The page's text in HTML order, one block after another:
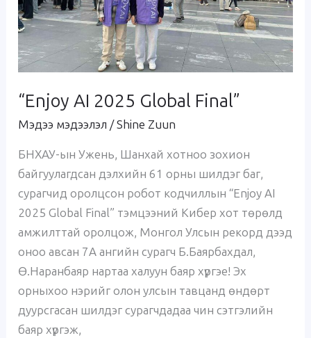
“Enjoy AI 2025 Global Final”
Мэдээ мэдээлэл /Shine Zuun
БНХАУ-ын Ужень, Шанхай хотноо зохион
байгуулагдсан дэлхийн 61 орны шилдэг баг,
сурагчид оролцсон робот кодчиллын “Enjoy AI
2025 Global Final” тэмцээний Кибер хот төрөлд
амжилттай оролцож, Монгол Улсын рекорд дээд
оноо авсан 7А ангийн сурагч Б.Баярбахдал,
Ө.Наранбаяр нартаа халуун баяр хүргэе! Эх
орныхоо нэрийг олон улсын тавцанд өндөрт
дуурсгасан шилдэг сурагчдадаа чин сэтгэлийн
баяр хүргэж,